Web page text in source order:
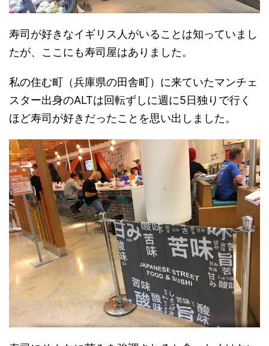
寿司が好きなイギリス人がいることは知っていまし
たが、ここにも寿司屋はありました。
私の住む町（兵庫県の田舎町）に来ていたマンチェ
スター出身のALTは回転ずしに週に5日独りで行く
ほど寿司が好きだったことを思い出しました。